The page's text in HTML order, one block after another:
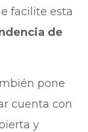
facilite esta
de
pone
cuenta con
y